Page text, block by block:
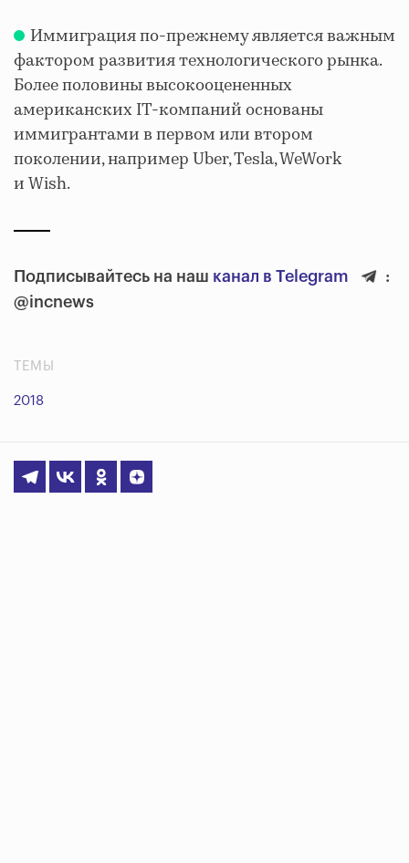
Иммиграция по-прежнему является важным
фактором развития технологического рынка.
Более половины высокооцененных
американских IT-компаний основаны
иммигрантами в первом или втором
поколении, например Uber, Tesla, WeWork
и Wish.
Подписывайтесь на наш канал в Telegram
:
@incnews
ТЕМЫ
2018